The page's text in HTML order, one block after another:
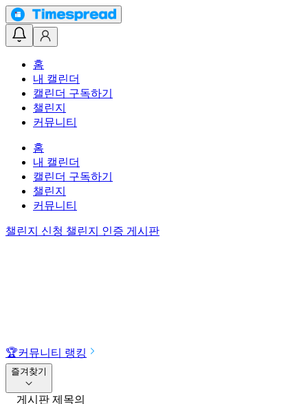
홈
내 캘린더
캘린더 구독하기
챌린지
커뮤니티
홈
내 캘린더
캘린더 구독하기
챌린지
커뮤니티
챌린지 신청 챌린지 인증 게시판
🏆커뮤니티 랭킹
즐겨찾기
게시판 제목의